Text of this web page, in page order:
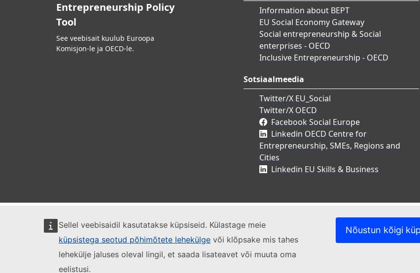
Sellel veebisaidil kasutatakse küpsiseid. Külastage meie
küpsistega seotud põhimõtete lehekülge või klõpsake mis tahes
lehekülje jaluses oleval lingil, et saada lisateavet või muuta oma
eelistusi.
Nõustun kõigi
Entrepreneurship Policy
Tool
See veebisait kuulub Euroopa
Komisjon-le ja OECD-le.
Information about BEPT
EU Social Economy Gateway
Social entrepreneurship & Social
enterprises - OECD
Inclusive Entrepreneurship - OECD
Sotsiaalmeedia
Twitter/X EU_Social
Twitter/X OECD
Facebook Social Europe
Linkedin OECD Centre for
Entrepreneurship, SMEs, Regions and
Cities
Linkedin EU Skills & Business